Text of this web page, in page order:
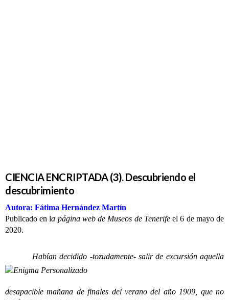
CIENCIA ENCRIPTADA (3). Descubriendo el
descubrimiento
Autora: Fátima Hernández Martín
Publicado en la página web de Museos de Tenerifeel 6 de mayo de
2020.
Habían decidido -tozudamente- salir de excursión aquella
desapacible mañana de finales del verano del año 1909, que no